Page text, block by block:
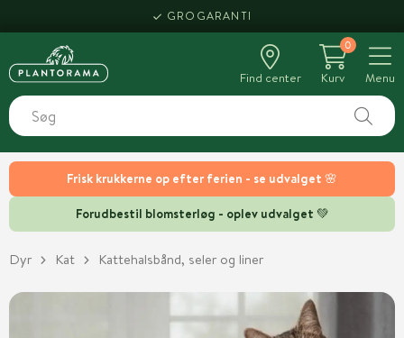
Frisk krukkerne op efter ferien - se udvalget 🌸
Forudbestil blomsterløg - oplev udvalget 💚
HENT SAMME DAG
Find center
0
Kurv
Menu
Dyr Kat Kattehalsbånd, seler og liner